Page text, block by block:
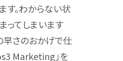
す。わからない状
ってしまいます
早さのおかげで仕
Marketing」を